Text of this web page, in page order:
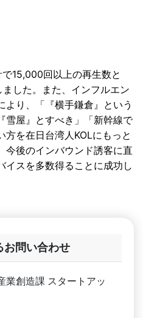
15,000回以上の再生数と
した。
また、インフルエン
より、「『横手鎌倉』という
雪屋』とすべき」「新幹線で
方を在日台湾人KOLにもっ と
今後のインバウンド誘客に直
イスを多数得ることに成功し
お問い合わせ
業創造課 スタートアッ